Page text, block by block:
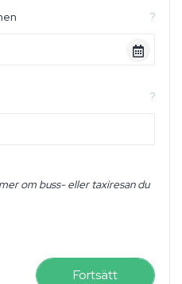
?
?
om buss- eller taxiresan du
Fortsätt